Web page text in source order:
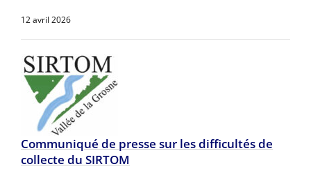
12 avril 2026
Communiqué de presse sur les difficultés de
collecte du SIRTOM